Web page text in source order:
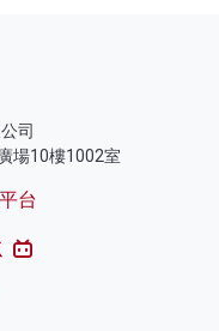
司
場10樓1002室
台